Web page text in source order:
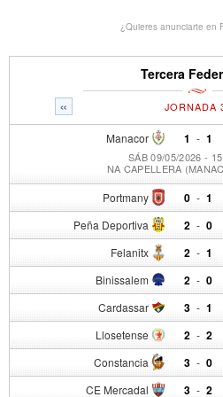
¿Quieres anunciarte en
Tercera
« JORNADA
Manacor 1 - 1
SÁB 09/05/2026 -
NA CAPELLERA
Portmany 0 - 1
Peña Deportiva 2 - 0
Felanitx 2 - 1
Binissalem 2 - 0
Cardassar 3 - 1
Llosetense 2 - 2
Constancia 3 - 0
CE Mercadal 3 - 2